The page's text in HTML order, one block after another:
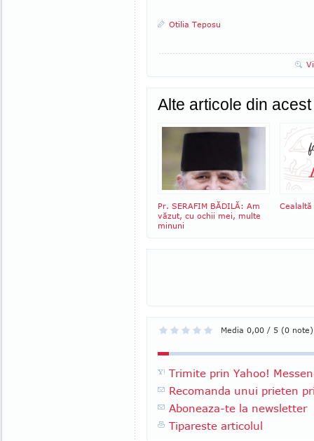
Otilia Teposu
Alte articole din
Pr. SERAFIM BĂDILĂ: Am
văzut, cu ochii mei, multe
minuni
Media 0,00 / 5 (0 note)
Trimite prin Yahoo!
Recomanda unui prieten
Aboneaza-te la newsletter
Tipareste articolul